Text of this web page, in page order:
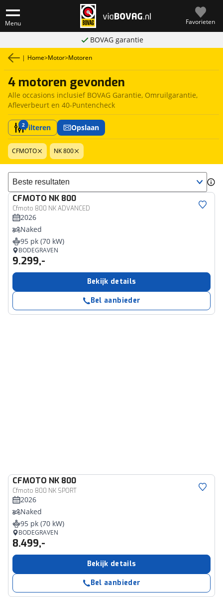
Menu Favorieten
BOVAG garantie
| Home>Motor>Motoren
4 motoren gevonden
Alle occasions inclusief BOVAG Garantie, Omruilgarantie,
Afleverbeurt en 40-Puntencheck
2Filteren Opslaan
CFMOTO NK 800
Sorteer resultaten
CFMOTO NK 800
Cfmoto 800 NK ADVANCED
2026
Naked
95 pk (70 kW)
BODEGRAVEN
9.299,-
Bekijk details
Bel aanbieder
CFMOTO NK 800
Cfmoto 800 NK SPORT
2026
Naked
95 pk (70 kW)
BODEGRAVEN
8.499,-
Bekijk details
Bel aanbieder